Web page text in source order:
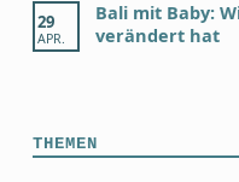
29
APR.
Bali mit Baby:
verändert hat
THEMEN